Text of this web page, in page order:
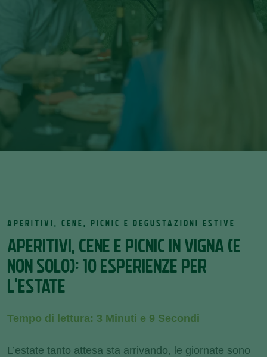
APERITIVI, CENE E PICNIC IN VIGNA (E
NON SOLO): 10 ESPERIENZE PER
L'ESTATE
APERITIVI, CENE, PICNIC E DEGUSTAZIONI ESTIVE
Tempo di lettura: 3 Minuti e 9 Secondi
L’estate tanto attesa sta arrivando, le giornate sono